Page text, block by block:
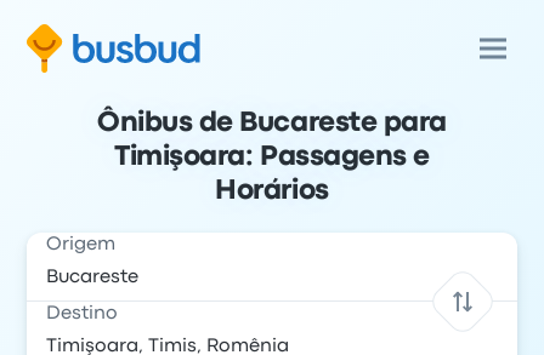
Ônibus de Bucareste para
Timişoara: Passagens e
Horários
Origem
Destino